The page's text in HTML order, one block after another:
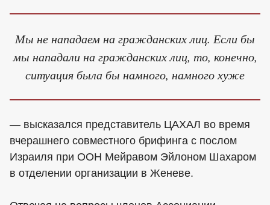
Мы не нападаем на гражданских лиц. Если бы
мы нападали на гражданских лиц, то, конечно,
ситуация была бы намного, намного хуже
— высказался представитель ЦАХАЛ во время
вчерашнего совместного брифинга с послом
Израиля при ООН Мейравом Эйлоном Шахаром
в отделении организации в Женеве.